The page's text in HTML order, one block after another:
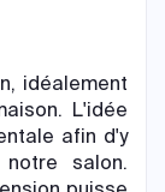
idéalement
L'idée
afin d'y
salon.